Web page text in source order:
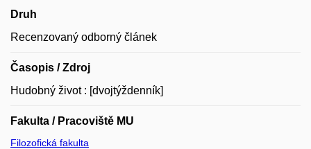
Druh
Recenzovaný odborný článek
Časopis / Zdroj
Hudobný život : [dvojtýždenník]
Fakulta / Pracoviště MU
Filozofická fakulta